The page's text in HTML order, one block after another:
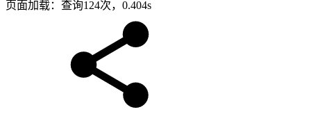
页面加载：查询124次，0.404s